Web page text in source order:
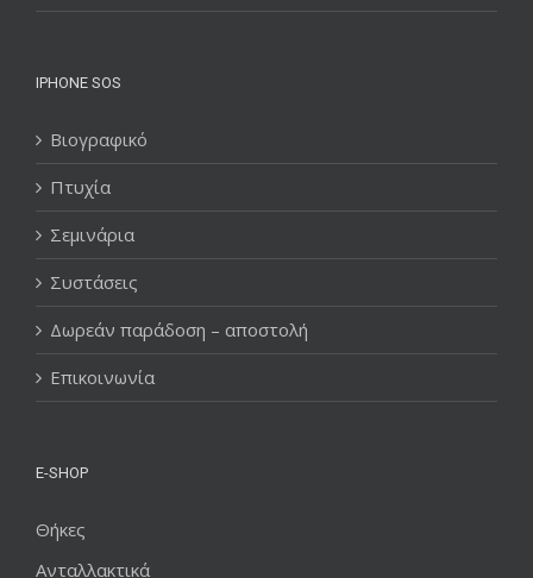
IPHONE SOS
Βιογραφικό
Πτυχία
Σεμινάρια
Συστάσεις
Δωρεάν παράδοση – αποστολή
Επικοινωνία
E-SHOP
Θήκες
Ανταλλακτικά